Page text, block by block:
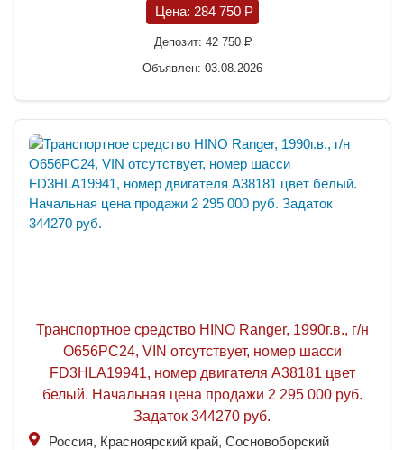
Цена: 284 750 P
Депозит: 42 750P
Объявлен: 03.08.2026
Транспортное средство HINO Ranger, 1990г.в., г/н
O656PC24, VIN отсутствует, номер шасси
FD3HLA19941, номер двигателя A38181 цвет
белый. Начальная цена продажи 2 295 000 руб.
Задаток 344270 руб.
Россия, Красноярский край, Сосновоборский